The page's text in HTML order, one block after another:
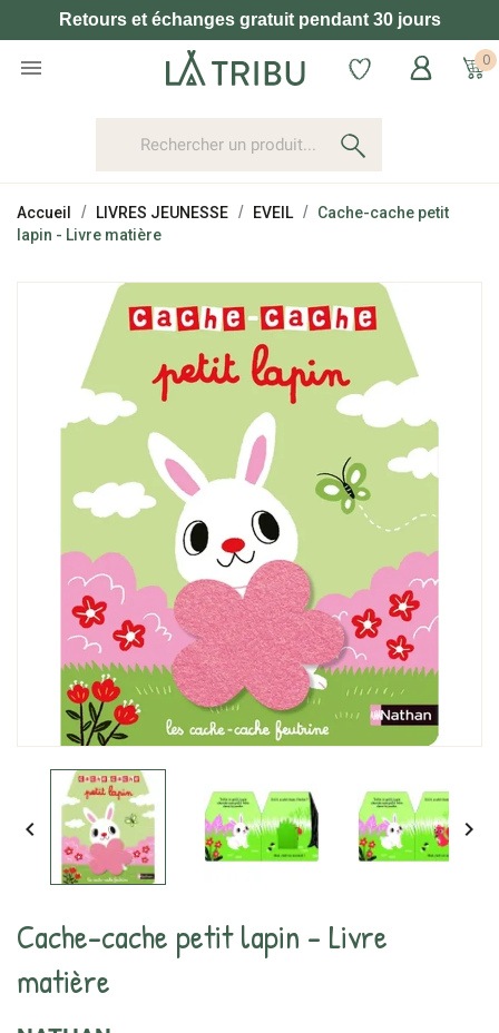
Retours et échanges gratuit pendant 30 jours
 0
Accueil LIVRES JEUNESSE EVEIL
Cache-cache petit
lapin - Livre matière
 
Cache-cache petit lapin - Livre
matière